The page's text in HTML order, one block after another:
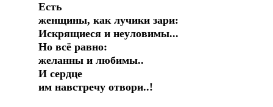
Есть
женщины, как лучики зари:
Искрящиеся и неуловимы...
Но всё равно:
желанны и любимы..
И сердце
им навстречу отвори..!